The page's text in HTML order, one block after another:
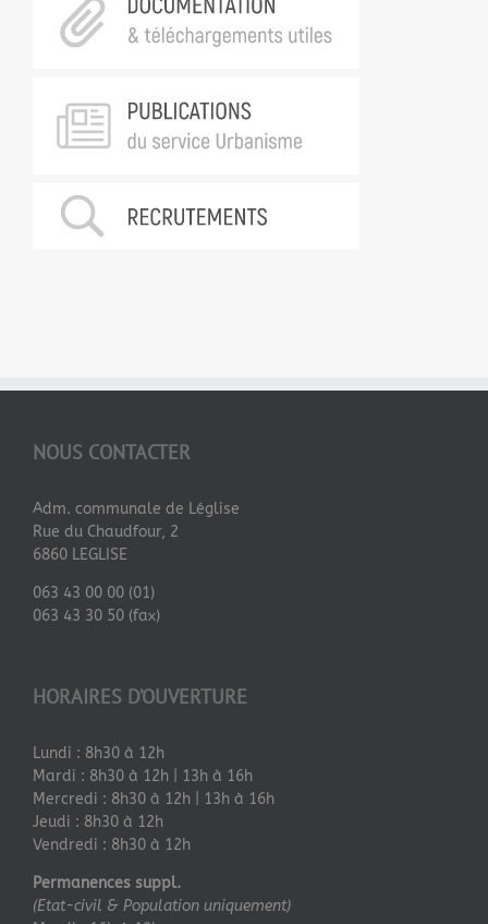
NOUS CONTACTER
Adm. communale de Léglise
Rue du Chaudfour, 2
6860 LEGLISE
063 43 00 00 (01)
063 43 30 50 (fax)
HORAIRES D’OUVERTURE
Lundi : 8h30 à 12h
Mardi : 8h30 à 12h | 13h à 16h
Mercredi : 8h30 à 12h | 13h à 16h
Jeudi : 8h30 à 12h
Vendredi : 8h30 à 12h
Permanences suppl.
(Etat-civil & Population uniquement)